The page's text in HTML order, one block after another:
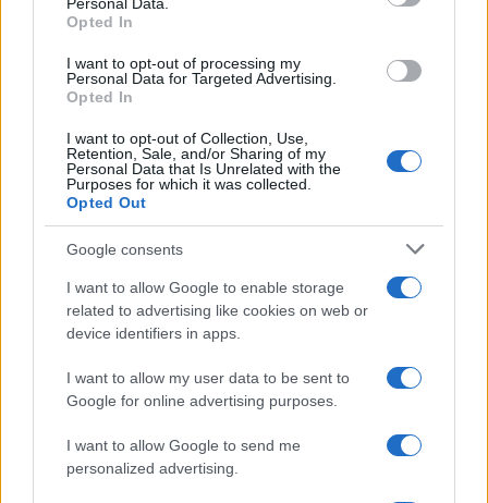
Opted In
I want to opt-out of processing my
Personal Data for Targeted Advertising.
Opted In
I want to opt-out of Collection, Use,
Retention, Sale, and/or Sharing of my
Personal Data that Is Unrelated with the
Purposes for which it was collected.
Opted Out
Google consents
I want to allow Google to enable storage
related to advertising like cookies on web or
device identifiers in apps.
I want to allow my user data to be sent to
Google for online advertising purposes.
I want to allow Google to send me
personalized advertising.
CONFERENZA
nuove restrizioni.
Niente Dad per la
scuola”
stronca la
performance
facebook ultime-notizie
ARTICOLI CORRELATI
Fiumicino, squalo attacca un pescatore: attimi di
terrore sul lungomare romano